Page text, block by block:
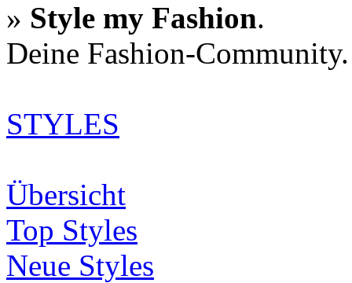
» Style my Fashion.
Deine Fashion-
STYLES
Übersicht
Top Styles
Neue Styles